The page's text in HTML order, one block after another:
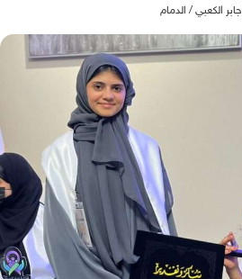
جابر الكعبي / الدمام